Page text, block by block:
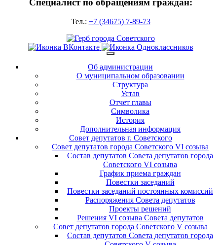
Специалист по обращениям граждан:
Тел.: +7 (34675) 7-89-73
Об администрации
О муниципальном образовании
Структура
Устав
Отчет главы
Символика
История
Дополнительная информация
Совет депутатов г. Советского
Совет депутатов города Советского VI созыва
Состав депутатов Совета депутатов города
Советского VI созыва
График приема граждан
Повестки заседаний
Повестки заседаний постоянных комиссий
Распоряжения Совета депутатов
Проекты решений
Решения VI созыва Совета депутатов
Совет депутатов города Советского V созыва
Состав депутатов Совета депутатов города